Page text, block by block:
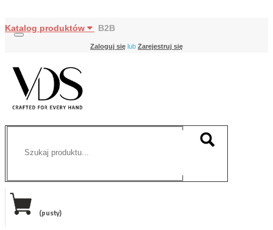
Katalog produktów B2B
Zaloguj się lub Zarejestruj się
(pusty)